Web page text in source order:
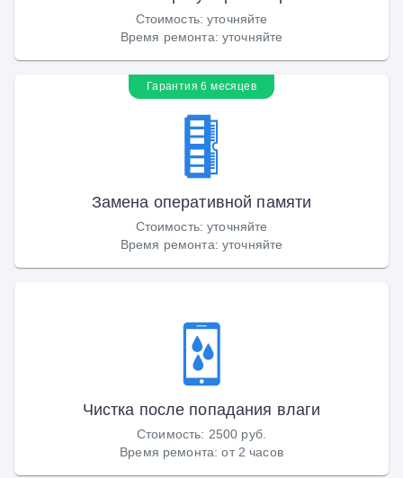
Стоимость:уточняйте
Время ремонта: уточняйте
Гарантия 6 месяцев
Замена оперативной памяти
Стоимость:уточняйте
Время ремонта: уточняйте
Чистка после попадания влаги
Стоимость: 2500 руб.
Время ремонта:от 2 часов